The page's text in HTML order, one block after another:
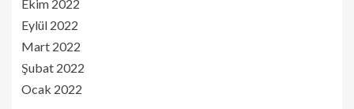
Ekim 2022
Eylül 2022
Mart 2022
Şubat 2022
Ocak 2022